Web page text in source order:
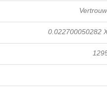
0.022700050282